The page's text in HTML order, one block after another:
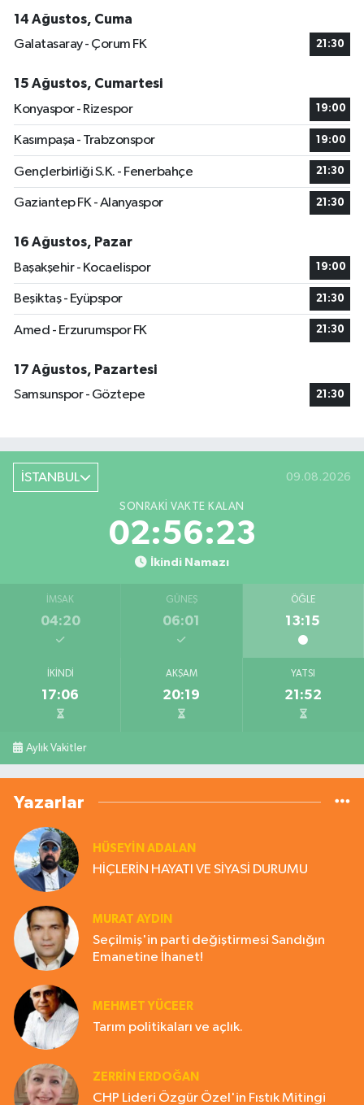
14 Ağustos, Cuma
Galatasaray - Çorum FK
21:30
15 Ağustos, Cumartesi
Konyaspor - Rizespor
19:00
Kasımpaşa - Trabzonspor 19:00
Gençlerbirliği S.K. - Fenerbahçe 21:30
Gaziantep FK - Alanyaspor 21:30
16 Ağustos, Pazar
Başakşehir - Kocaelispor
19:00
Beşiktaş - Eyüpspor 21:30
Amed - Erzurumspor FK 21:30
17 Ağustos, Pazartesi
Samsunspor - Göztepe
21:30
İSTANBUL 09.08.2026
SONRAKI VAKTE KALAN
02:56:23
İkindi Namazı
İMSAK
04:20
GÜNEŞ
06:01
ÖĞLE
13:15
İKINDI
17:06
AKŞAM
20:19
YATSI
21:52
Aylık Vakitler
Yazarlar
HÜSEYIN ADALAN
HİÇLERİN HAYATI VE SİYASİ DURUMU
MURAT AYDIN
Seçilmiş'in parti değiştirmesi Sandığın
Emanetine İhanet!
MEHMET YÜCEER
Tarım politikaları ve açlık.
ZERRIN ERDOĞAN
CHP Lideri Özgür Özel'in Fıstık Mitingi